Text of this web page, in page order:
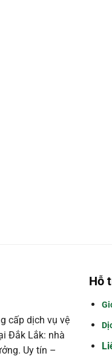
cấp dịch vụ vệ
Đắk Lắk: nhà
Uy tín –
Hỗ